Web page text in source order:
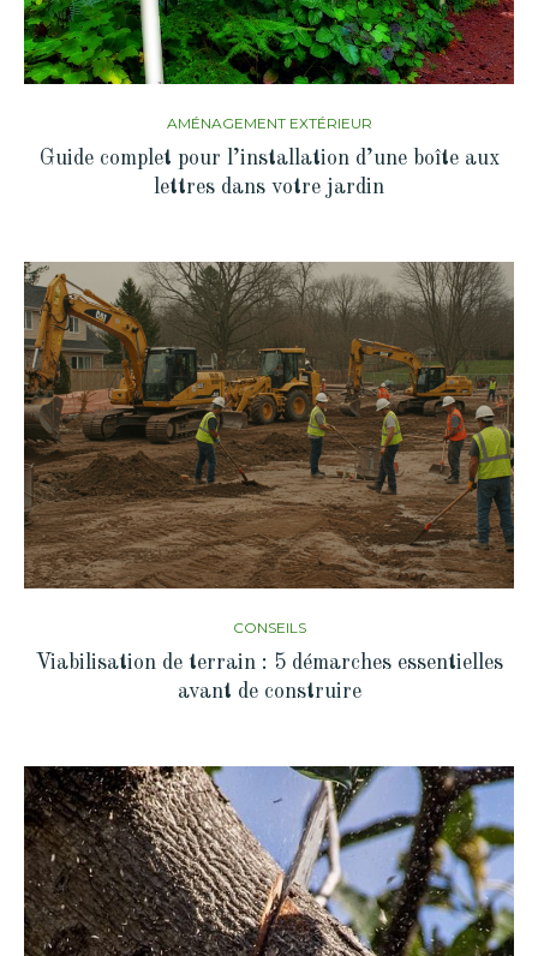
AMÉNAGEMENT EXTÉRIEUR
Guide complet pour l’installation d’une boîte aux
lettres dans votre jardin
CONSEILS
Viabilisation de terrain : 5 démarches essentielles
avant de construire